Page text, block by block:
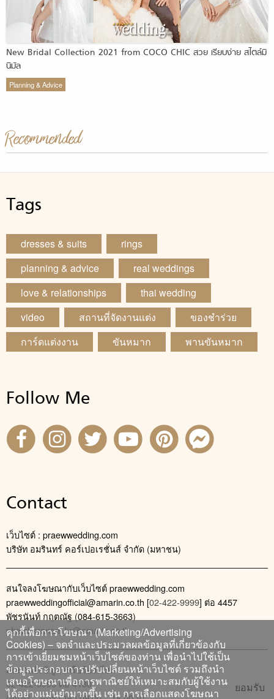
New Bridal Collection 2021 from COCO CHIC สวย เรียบง่าย สไตล์มิ
นิมัล
Planning & Advice
Recommended
Tags
dresses & suits
rings
planning & advice
real weddings
love & relationships
thai wedding
video
สถานที่จัดงานแต่ง
ของชำร่วย
การ์ดแต่งงาน
ขันหมาก พานขันหมาก
Follow Me
Contact
เว็บไซต์ : praewwedding.com
บริษัท อมรินทร์ คอร์เปอเรชั่นส์ จำกัด (มหาชน)
สนใจลงโฆษณากับเว็บไซต์ praewwedding.com
praewweddingofficial@amarin.co.th [02-422-9999] ต่อ 4457
พัชรนันท์ กฤตณัฐ (084-615-3663)
phatcharanan_kr@amarin.co.th
ติดต่อแจ้งปัญหาหรือร้องเรียน
02-422-9999 ต่อ 4180
คุกกี้เพื่อการโฆษณา (Marketing/Advertising
Cookies) – จดจำและประมวลผลข้อมูลที่เกี่ยวข้องกับ
การเข้าเยี่ยมชมหน้าเว็บไซต์ของท่าน เพื่อนำไปใช้เป็น
ข้อมูลประกอบการปรับเปลี่ยนหน้าเว็บไซต์ รวมถึงนำ
เสนอโฆษณาเพื่อการพาณิชย์ให้เหมาะสมกับผู้ใช้งาน
ได้อย่างแม่นยำมากขึ้น เช่น การเลือกแสดงโฆษณา
ยอมรับ